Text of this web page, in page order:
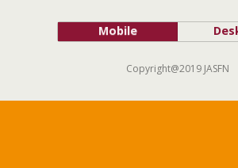
Mobile
Copyright@2019 JASFN